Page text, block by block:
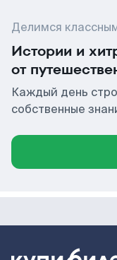
Делимся
Истории и
от
Каждый день
собственные